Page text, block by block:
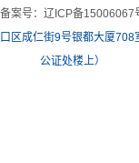
备案号：辽ICP备15006067
区成仁街9号银都大厦708
公证处楼上）